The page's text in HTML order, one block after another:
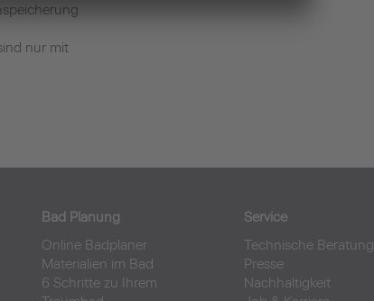
nur mit
Bad Planung
Online Badplaner
Materialien im Bad
6 Schritte zu Ihrem
Service
Technische Beratung
Presse
Nachhaltigkeit